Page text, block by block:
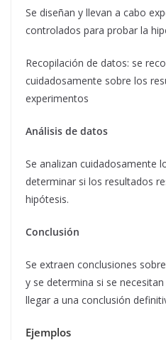
Se diseñan y llevan a cabo
controlados para probar la
Recopilación de datos: se
cuidadosamente sobre los
experimentos
Análisis de datos
Se analizan cuidadosamente
determinar si los resultados
hipótesis.
Conclusión
Se extraen conclusiones
y se determina si se
llegar a una conclusión
Ejemplos